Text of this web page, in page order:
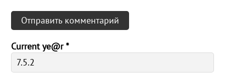
Current ye@r*